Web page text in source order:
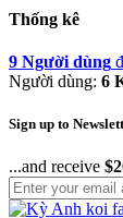
Thống kê
9 Người dùng
Người dùng: 6
Sign up to
...and receive